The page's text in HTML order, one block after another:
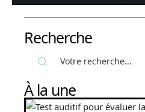
Recherche
À la une